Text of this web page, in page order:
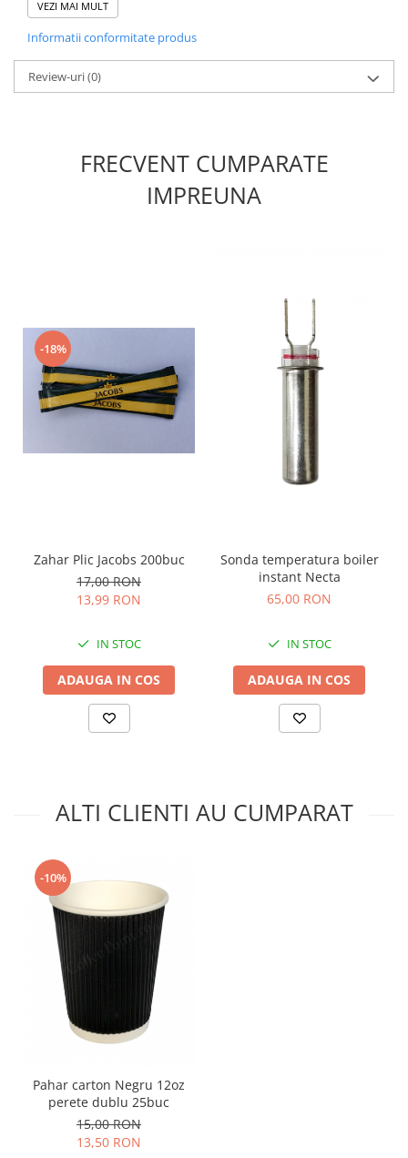
A se utiliza doar la aparatele cu produse
Jacobs.
Mod de ambalare: 50/set
Pretul afisat este pentru 50buc.
VEZI MAI MULT
Informatii conformitate produs
Review-uri(0)
FRECVENT CUMPARATE
IMPREUNA
-18%
Zahar Plic Jacobs 200buc
17,00 RON
13,99 RON
IN STOC
ADAUGA IN COS
Sonda temperatura boiler
instant Necta
65,00 RON
IN STOC
ADAUGA IN COS
ALTI CLIENTI AU CUMPARAT
-10%
Pahar carton Negru 12oz
perete dublu 25buc
15,00 RON
13,50 RON